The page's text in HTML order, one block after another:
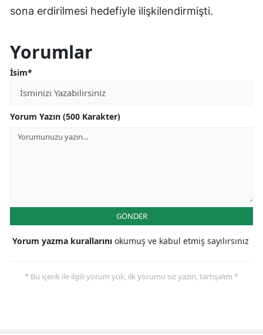
sona erdirilmesi hedefiyle ilişkilendirmişti.
Yorumlar
İsim*
Yorum Yazın (500 Karakter)
GÖNDER
Yorum yazma kurallarını okumuş ve kabul etmiş sayılırsınız
* Bu içerik ile ilgili yorum yok, ilk yorumu siz yazın, tartışalım *